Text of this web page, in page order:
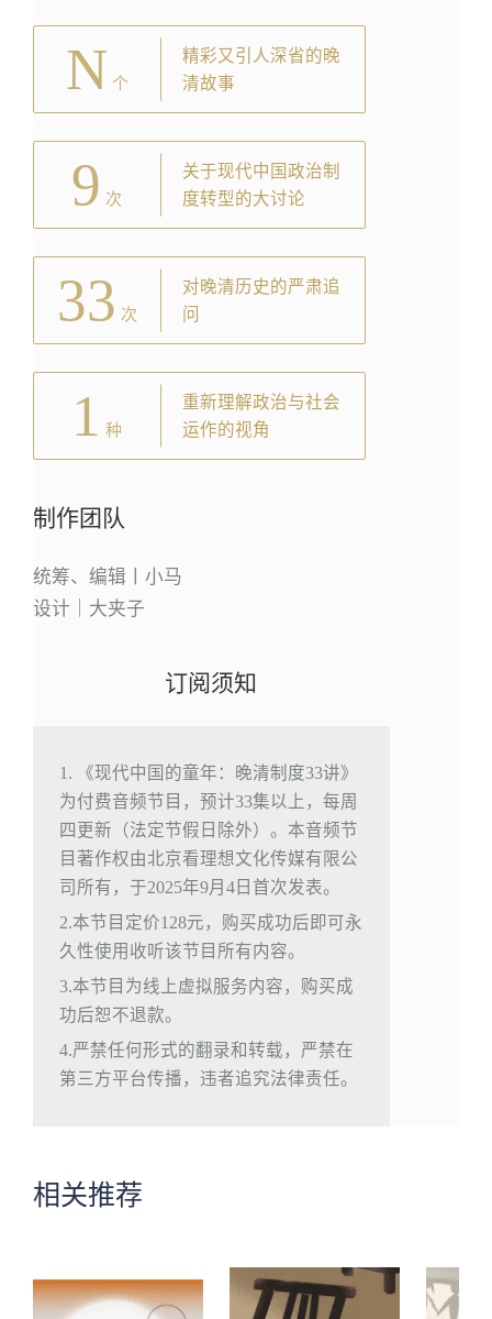
N 个
精彩又引人深省的晚
清故事
9 次
关于现代中国政治制
度转型的大讨论
33 次
对晚清历史的严肃追
问
1 种
重新理解政治与社会
运作的视角
制作团队
统筹、编辑丨小马
设计｜大夹子
订阅须知
1. 《现代中国的童年：晚清制度33讲》
为付费音频节目，预计33集以上，每周
四更新（法定节假日除外）。本音频节
目著作权由北京看理想文化传媒有限公
司所有，于2025年9月4日首次发表。
2.本节目定价128元，购买成功后即可永
久性使用收听该节目所有内容。
3.本节目为线上虚拟服务内容，购买成
功后恕不退款。
4.严禁任何形式的翻录和转载，严禁在
第三方平台传播，违者追究法律责任。
相关推荐